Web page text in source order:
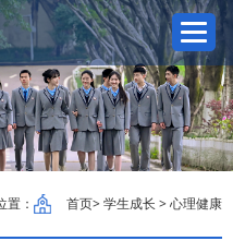
置： 首页> 学生成长 > 心理健康